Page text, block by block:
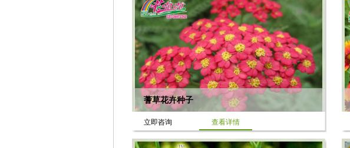
蓍草花卉种子
立即咨询 查看详情